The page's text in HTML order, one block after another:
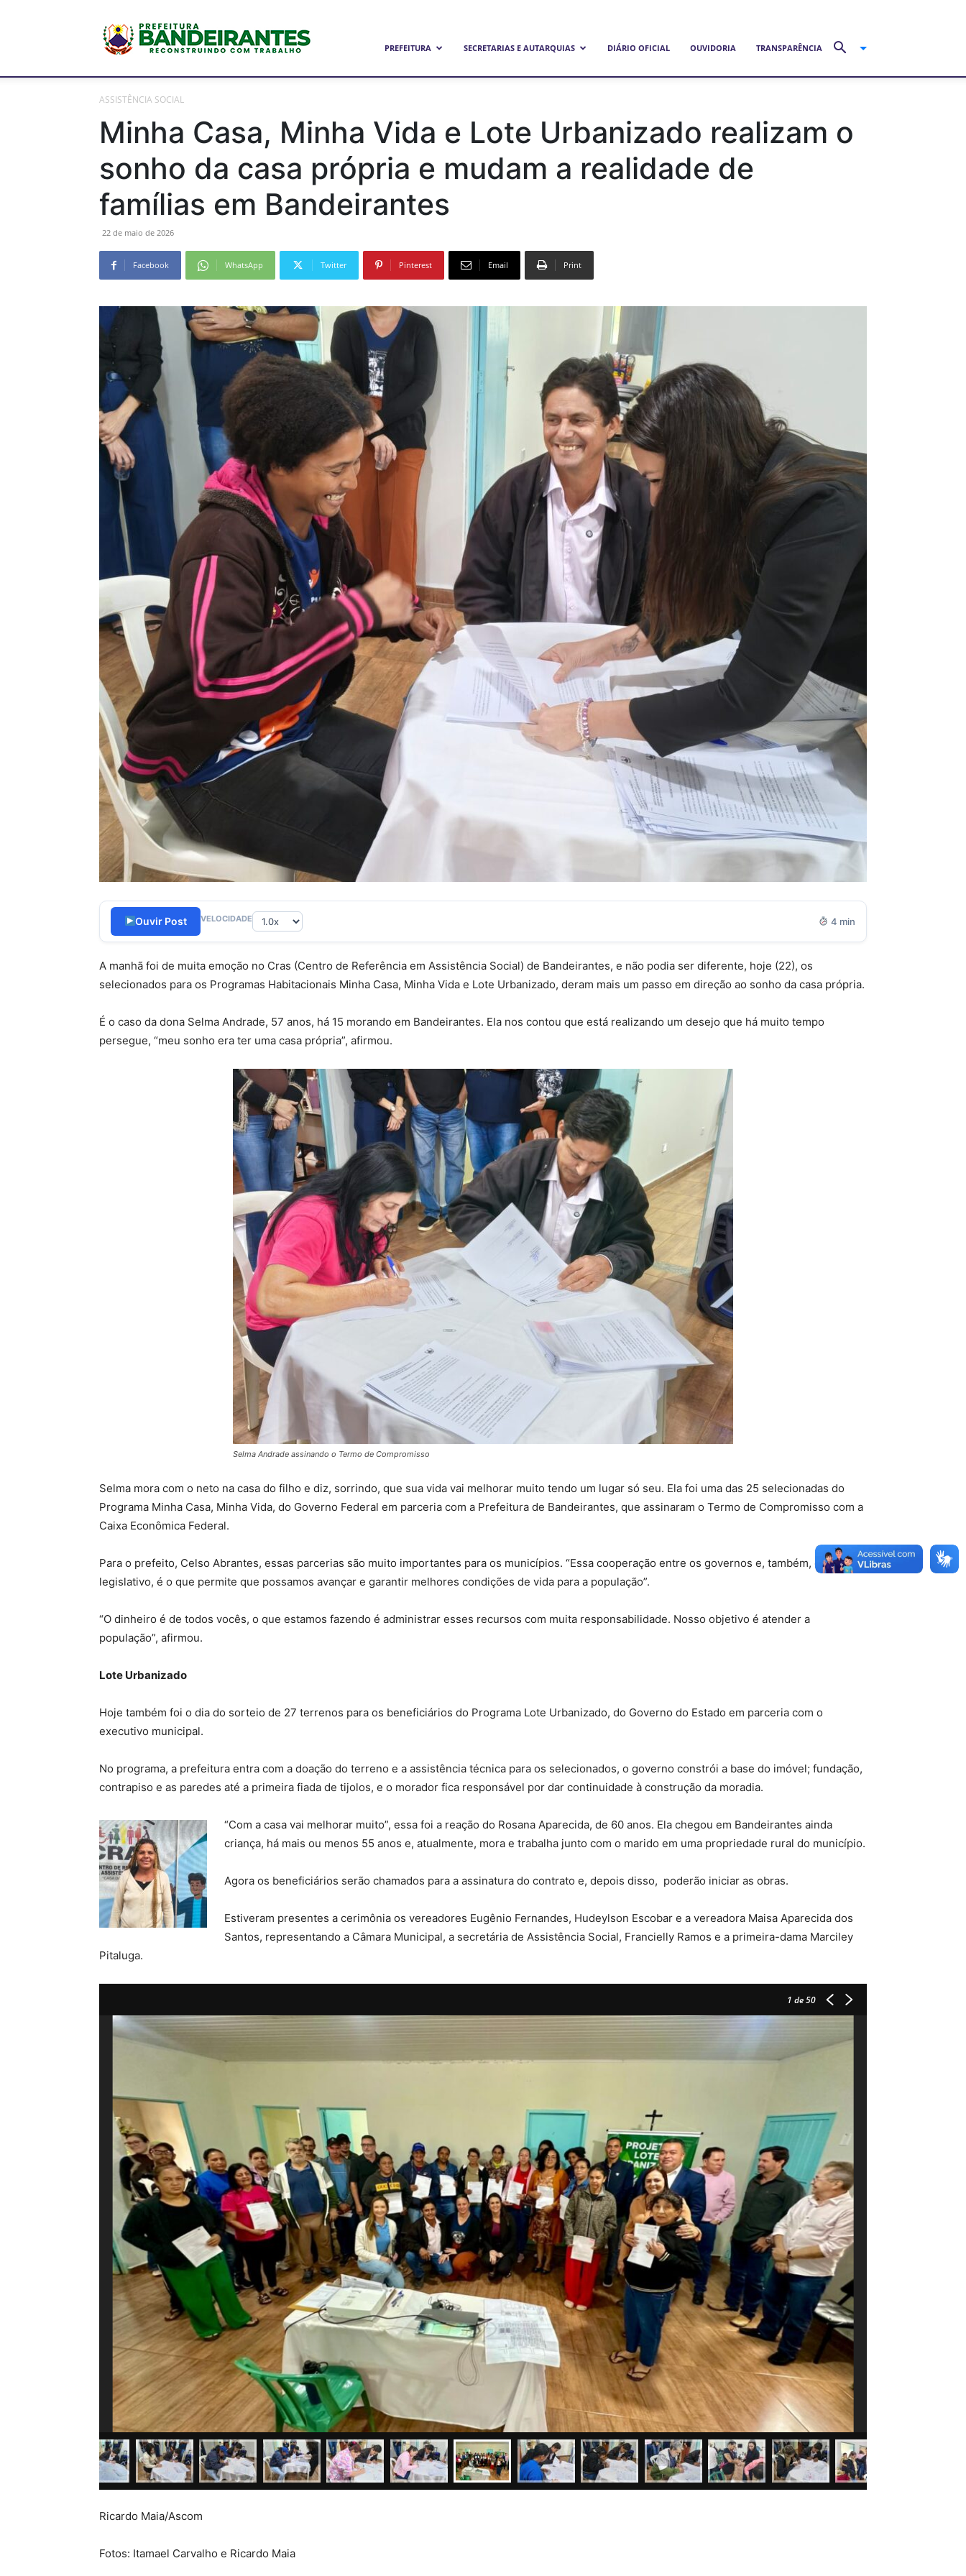
de
Bandeirantes
PREFEITURA SECRETARIAS E AUTARQUIAS DIÁRIO OFICIAL OUVIDORIA TRANSPARÊNCIA
ASSISTÊNCIA SOCIAL
Minha Casa, Minha Vida e Lote Urbanizado realizam o
sonho da casa própria e mudam a realidade de
famílias em Bandeirantes
22 de maio de 2026
Facebook WhatsApp Twitter Pinterest Email Print
Ouvir Post VELOCIDADE 4 min
A manhã foi de muita emoção no Cras (Centro de Referência em Assistência Social) de Bandeirantes, e não podia ser diferente, hoje (22), os
selecionados para os Programas Habitacionais Minha Casa, Minha Vida e Lote Urbanizado, deram mais um passo em direção ao sonho da casa própria.
É o caso da dona Selma Andrade, 57 anos, há 15 morando em Bandeirantes. Ela nos contou que está realizando um desejo que há muito tempo
persegue, “meu sonho era ter uma casa própria”, afirmou.
Selma Andrade assinando o Termo de Compromisso
Selma mora com o neto na casa do filho e diz, sorrindo, que sua vida vai melhorar muito tendo um lugar só seu. Ela foi uma das 25 selecionadas do
Programa Minha Casa, Minha Vida, do Governo Federal em parceria com a Prefeitura de Bandeirantes, que assinaram o Termo de Compromisso com a
Caixa Econômica Federal.
Para o prefeito, Celso Abrantes, essas parcerias são muito importantes para os municípios. “Essa cooperação entre os governos e, também, com o
legislativo, é o que permite que possamos avançar e garantir melhores condições de vida para a população”.
“O dinheiro é de todos vocês, o que estamos fazendo é administrar esses recursos com muita responsabilidade. Nosso objetivo é atender a
população”, afirmou.
Lote Urbanizado
Hoje também foi o dia do sorteio de 27 terrenos para os beneficiários do Programa Lote Urbanizado, do Governo do Estado em parceria com o
executivo municipal.
No programa, a prefeitura entra com a doação do terreno e a assistência técnica para os selecionados, o governo constrói a base do imóvel; fundação,
contrapiso e as paredes até a primeira fiada de tijolos, e o morador fica responsável por dar continuidade à construção da moradia.
“Com a casa vai melhorar muito”, essa foi a reação do Rosana Aparecida, de 60 anos. Ela chegou em Bandeirantes ainda
criança, há mais ou menos 55 anos e, atualmente, mora e trabalha junto com o marido em uma propriedade rural do município.
Agora os beneficiários serão chamados para a assinatura do contrato e, depois disso, poderão iniciar as obras.
Estiveram presentes a cerimônia os vereadores Eugênio Fernandes, Hudeylson Escobar e a vereadora Maisa Aparecida dos
Santos, representando a Câmara Municipal, a secretária de Assistência Social, Francielly Ramos e a primeira-dama Marciley
Pitaluga.
1 de 50
Ricardo Maia/Ascom
Fotos: Itamael Carvalho e Ricardo Maia